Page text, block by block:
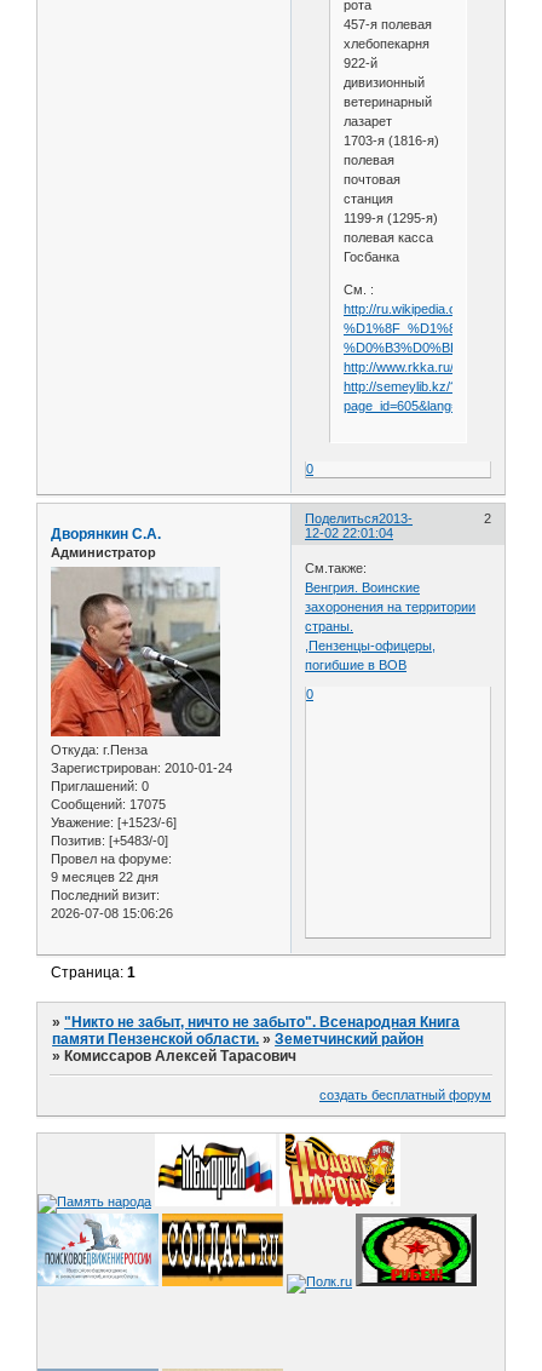
рота
457-я полевая
хлебопекарня
922-й
дивизионный
ветеринарный
лазарет
1703-я (1816-я)
полевая
почтовая
станция
1199-я (1295-я)
полевая касса
Госбанка
См. :
http://ru.wikipedia.org/wiki/8-
http://www.rkka.ru/handbook/reg/
http://semeylib.kz/?
page_id=605&lang=ru
0
Поделиться 2
2013-
12-02 22:01:04
Дворянкин С.А.
Администратор
Откуда: г.Пенза
Зарегистрирован: 2010-01-24
Приглашений: 0
Сообщений: 17075
Уважение: [+1523/-6]
Позитив: [+5483/-0]
Провел на форуме:
9 месяцев 22 дня
Последний визит:
2026-07-08 15:06:26
См.также:
Венгрия. Воинские
захоронения на территории
страны.
,Пензенцы-офицеры,
погибшие в ВОВ
0
Страница:1
»"Никто не забыт, ничто не забыто". Всенародная Книга
памяти Пензенской области. »Земетчинский район
» Комиссаров Алексей Тарасович
создать бесплатный форум